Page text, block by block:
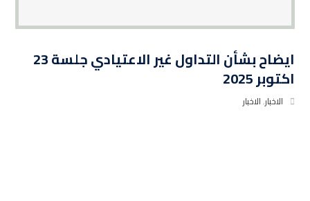
ايضاح بشأن التداول غير الاعتيادي جلسة 23
اكتوبر 2025
الاخبار,الاخبار